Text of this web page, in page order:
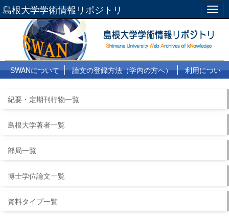
島根大学学術情報リポジトリ
SWANについて 論文の登録方法（学内の方へ）
利用につい
紀要・定期刊行物一覧
島根大学著者一覧
部局一覧
博士学位論文一覧
資料タイプ一覧